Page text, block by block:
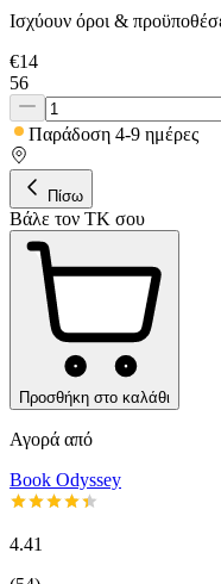
Ισχύουν όροι &
€14
56
Παράδοση 4-9 ημέρες
Πίσω
Βάλε τον ΤΚ σου
Προσθήκη στο καλάθι
Αγορά από
Book Odyssey
4.41